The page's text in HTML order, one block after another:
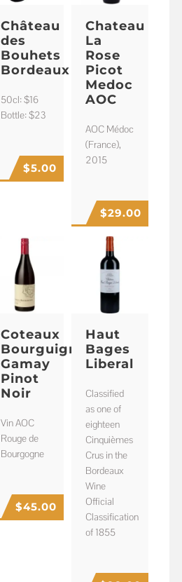
Château
des
Bouhets
Bordeaux
50cl: $16
Bottle: $23
$5.00
Chateau
La
Rose
Picot
Medoc
AOC
AOC Médoc
(France),
2015
$29.00
Coteaux
Bourguignons
Gamay
Pinot
Noir
Vin AOC
Rouge de
Bourgogne
$45.00
Haut
Bages
Liberal
Classified
as one of
eighteen
Cinquièmes
Crus in the
Bordeaux
Wine
Official
Classification
of 1855